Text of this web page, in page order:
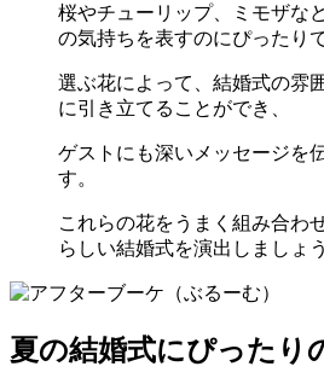
桜やチューリップ、ミモザな
の気持ちを表すのにぴったりで
選ぶ花によって、結婚式の雰
に引き立てることができ、
ゲストにも深いメッセージを
す。
これらの花をうまく組み合わ
らしい結婚式を演出しましょう
夏の結婚式にぴったり